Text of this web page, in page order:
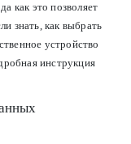
как это позволяет
знать, как выбрать
устройство
инструкция